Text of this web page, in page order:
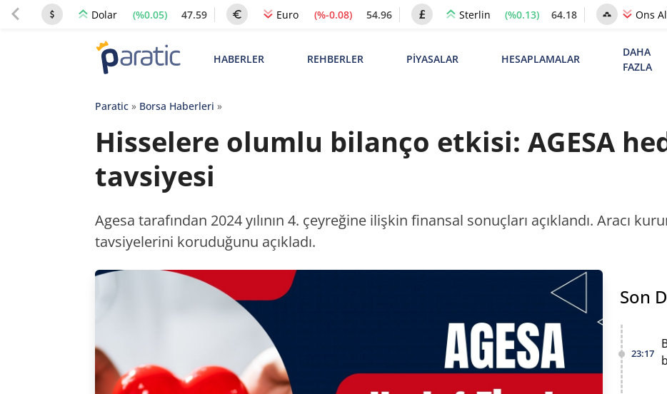
Dolar (%0.05) 47.59 Euro (%-0.08) 54.96 Sterlin (%0.13) 64.18 Ons
HABERLER REHBERLER PİYASALAR HESAPLAMALAR
DAHA
FAZLA
Paratic» Borsa Haberleri »
Hisselere olumlu bilanço etkisi: AGESA
tavsiyesi
Agesa tarafından 2024 yılının 4. çeyreğine ilişkin finansal sonuçları açıklandı. Aracı
tavsiyelerini koruduğunu açıkladı.
Son
23:17